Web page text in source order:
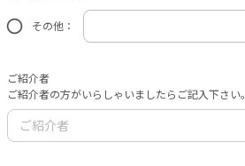
その他：
ご紹介者
ご紹介者の方がいらしゃいましたらご記入下さい。